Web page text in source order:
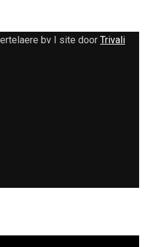
bv I site door Trivali